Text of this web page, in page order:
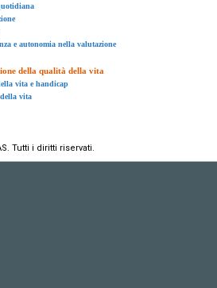
e autonomia nella valutazione
della qualità della vita
vita e handicap
vita
Tutti i diritti riservati.